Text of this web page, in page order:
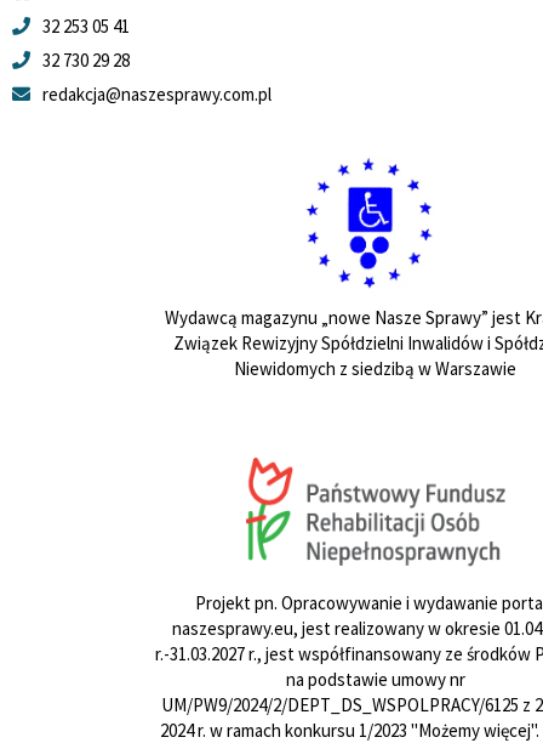
32 253 05 41
32 730 29 28
redakcja@naszesprawy.com.pl
Wydawcą magazynu „nowe Nasze Sprawy” jest
Związek Rewizyjny Spółdzielni Inwalidów i
Niewidomych z siedzibą w Warszawie
Projekt pn. Opracowywanie i wydawanie
naszesprawy.eu, jest realizowany w okresie
r.-31.03.2027 r., jest współfinansowany ze środków
na podstawie umowy nr
UM/PW9/2024/2/DEPT_DS_WSPOLPRACY/6125 z
2024 r. w ramach konkursu 1/2023 "Możemy więcej".